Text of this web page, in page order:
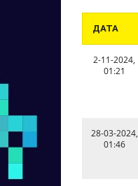
ДАТА
2-11-2024,
01:21
28-03-2024,
01:46